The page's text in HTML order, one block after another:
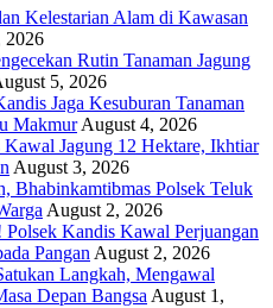
Kelestarian Alam di Kawasan
2026
Rutin Tanaman Jagung
5, 2026
Jaga Kesuburan Tanaman
Makmur August 4, 2026
Jagung 12 Hektare, Ikhtiar
August 3, 2026
Bhabinkamtibmas Polsek Teluk
August 2, 2026
Kandis Kawal Perjuangan
Pangan August 2, 2026
Langkah, Mengawal
Depan Bangsa August 1,